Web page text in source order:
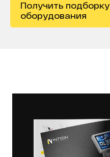
Получить подборку
оборудования